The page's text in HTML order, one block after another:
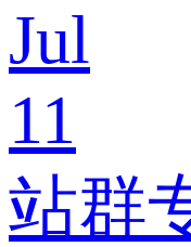
Jul
11
站群